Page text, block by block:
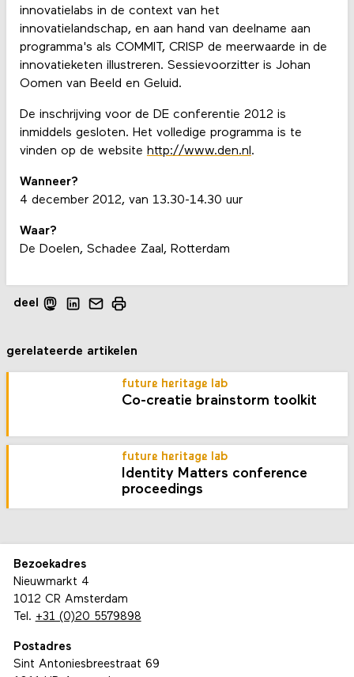
innovatielabs in de context van het
innovatielandschap, en aan hand van deelname aan
programma's als COMMIT, CRISP de meerwaarde in de
innovatieketen illustreren. Sessievoorzitter is Johan
Oomen van Beeld en Geluid.
De inschrijving voor de DE conferentie 2012 is
inmiddels gesloten. Het volledige programma is te
vinden op de website http://www.den.nl .
Wanneer?
4 december 2012, van 13.30-14.30 uur
Waar?
De Doelen, Schadee Zaal, Rotterdam
deel
gerelateerde artikelen
future heritage lab
Co-creatie brainstorm toolkit
future heritage lab
Identity Matters conference
proceedings
Bezoekadres
Nieuwmarkt 4
1012 CR Amsterdam
Tel. +31 (0)20 5579898
Postadres
Sint Antoniesbreestraat 69